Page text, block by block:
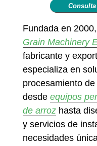
Fundada en 2000,
Grain Machinery
fabricante y
especializa en
procesamiento
desde equipos
de arrozhasta
y servicios de
necesidades